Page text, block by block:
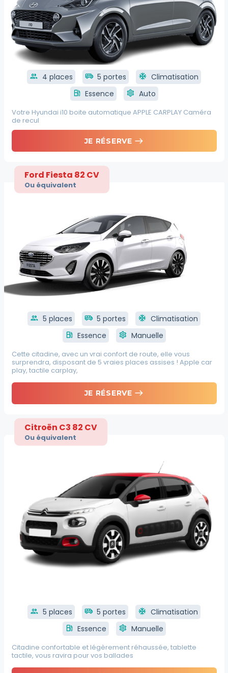
group 4 places airport_shuttle 5 portes ac_unit Climatisation
local_gas_station Essence settings Auto
Votre Hyundai i10 boite automatique APPLE CARPLAY Caméra
de recul
JE RÉSERVE east
Ford Fiesta 82 CV
Ou équivalent
group 5 places airport_shuttle 5 portes ac_unit Climatisation
local_gas_station Essence settings Manuelle
Cette citadine, avec un vrai confort de route, elle vous
surprendra, disposant de 5 vraies places assises ! Apple car
play, tactile carplay,
JE RÉSERVE east
Citroën C3 82 CV
Ou équivalent
group 5 places airport_shuttle 5 portes ac_unit Climatisation
local_gas_station Essence settings Manuelle
Citadine confortable et légèrement réhaussée, tablette
tactile, vous ravira pour vos ballades